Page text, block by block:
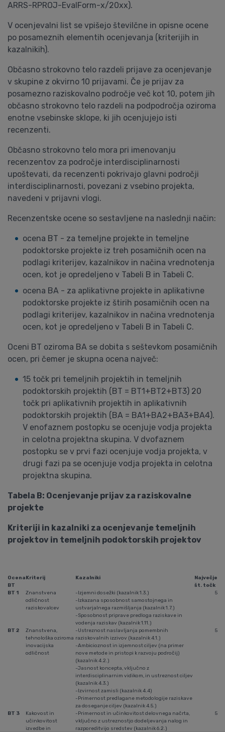
ARRS-RPROJ-EvalForm-x/20xx).
V ocenjevalni list se vpišejo številčne in opisne ocene
po posameznih elementih ocenjevanja (kriterijih in
kazalnikih).
Občasno strokovno telo razdeli prijave za ocenjevanje
v skupine z okvirno 10 prijavami. Če je prijav za
posamezno raziskovalno področje več kot 10, potem jih
občasno strokovno telo razdeli na podpodročja oziroma
enotne vsebinske sklope, ki jih ocenjujejo isti
recenzenti.
Občasno strokovno telo mora pri imenovanju
recenzentov za področje interdisciplinarnosti
upoštevati, da recenzenti pokrivajo glavni področji
interdisciplinarnosti, povezani z vsebino projekta,
navedeni v prijavni vlogi.
Recenzentske ocene so sestavljene na naslednji način:
ocena BT - za temeljne projekte in temeljne
podoktorske projekte iz treh posamičnih ocen na
podlagi kriterijev, kazalnikov in načina vrednotenja
ocen, kot je opredeljeno v Tabeli B in Tabeli C.
ocena BA - za aplikativne projekte in aplikativne
podoktorske projekte iz štirih posamičnih ocen na
podlagi kriterijev, kazalnikov in načina vrednotenja
ocen, kot je opredeljeno v Tabeli B in Tabeli C.
Oceni BT oziroma BA se dobita s seštevkom posamičnih
ocen, pri čemer je skupna ocena največ:
15 točk pri temeljnih projektih in temeljnih
podoktorskih projektih (BT = BT1+BT2+BT3) 20
točk pri aplikativnih projektih in aplikativnih
podoktorskih projektih (BA = BA1+BA2+BA3+BA4).
V enofaznem postopku se ocenjuje vodja projekta
in celotna projektna skupina. V dvofaznem
postopku se v prvi fazi ocenjuje vodja projekta, v
drugi fazi pa se ocenjuje vodja projekta in celotna
projektna skupina.
Tabela B: Ocenjevanje prijav za raziskovalne
projekte
Kriteriji in kazalniki za ocenjevanje temeljnih
projektov in temeljnih podoktorskih projektov
Ocena
BT
Kriterij Kazalniki
Največje
št. točk
BT 1
Znanstvena
odličnost
raziskovalcev
-Izjemni dosežki (kazalnik 1.3.)
-Izkazana sposobnost samostojnega in
ustvarjalnega razmišljanja (kazalnik 1.7.)
-Sposobnost priprave predloga raziskave in
vodenja raziskav (kazalnik 1.11.)
5
BT 2
Znanstvena,
tehnološka oziroma
inovacijska
odličnost
-Ustreznost naslavljanja pomembnih
raziskovalnih izzivov (kazalnik 4.1.)
-Ambicioznost in izjemnost ciljev (na primer
nove metode in pristopi k razvoju področij)
(kazalnik 4.2.)
-Jasnost koncepta, vključno z
interdisciplinarnim vidikom, in ustreznost ciljev
(kazalnik 4.3.)
-Izvirnost zamisli (kazalnik 4.4)
-Primernost predlagane metodologije raziskave
za doseganje ciljev (kazalnik 4.5.)
5
BT 3
Kakovost in
učinkovitost
izvedbe in
-Primernost in učinkovitost delovnega načrta,
vključno z ustreznostjo dodeljevanja nalog in
razporeditvijo sredstev (kazalnik 6.2.)
5